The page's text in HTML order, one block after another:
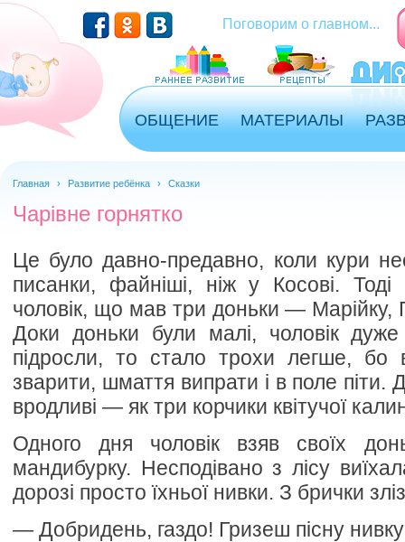
Перейти к основному содержанию
Поговорим о главном...
ОБЩЕНИЕ МАТЕРИАЛЫ
Главная › Развитие ребёнка › Сказки
Чарівне горнятко
Це було давно-предавно, коли кури
писанки, файніші, ніж у Косові. Тоді
чоловік, що мав три доньки — Марійку,
Доки доньки були малі, чоловік
підросли, то стало трохи легше, бо
зварити, шмаття випрати і в поле піти.
вродливі — як три корчики квітучої
Одного дня чоловік взяв своїх
мандибурку. Несподівано з лісу
дорозі просто їхньої нивки. З брички
— Добридень, газдо! Гризеш пісну